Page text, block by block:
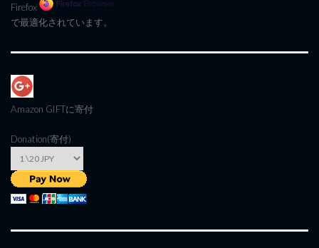
Firefox
で最適化されています。
Amazon GIFTに寄付
Donation(寄付)